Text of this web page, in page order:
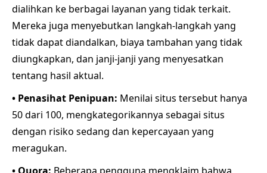
dialihkan ke berbagai layanan yang tidak terkait.
Mereka juga menyebutkan langkah-langkah yang
tidak dapat diandalkan, biaya tambahan yang tidak
diungkapkan, dan janji-janji yang menyesatkan
tentang hasil aktual.
• Penasihat Penipuan: Menilai situs tersebut hanya
50 dari 100, mengkategorikannya sebagai situs
dengan risiko sedang dan kepercayaan yang
meragukan.